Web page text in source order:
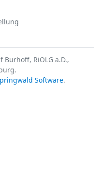
RiOLG a.D.,
Software.